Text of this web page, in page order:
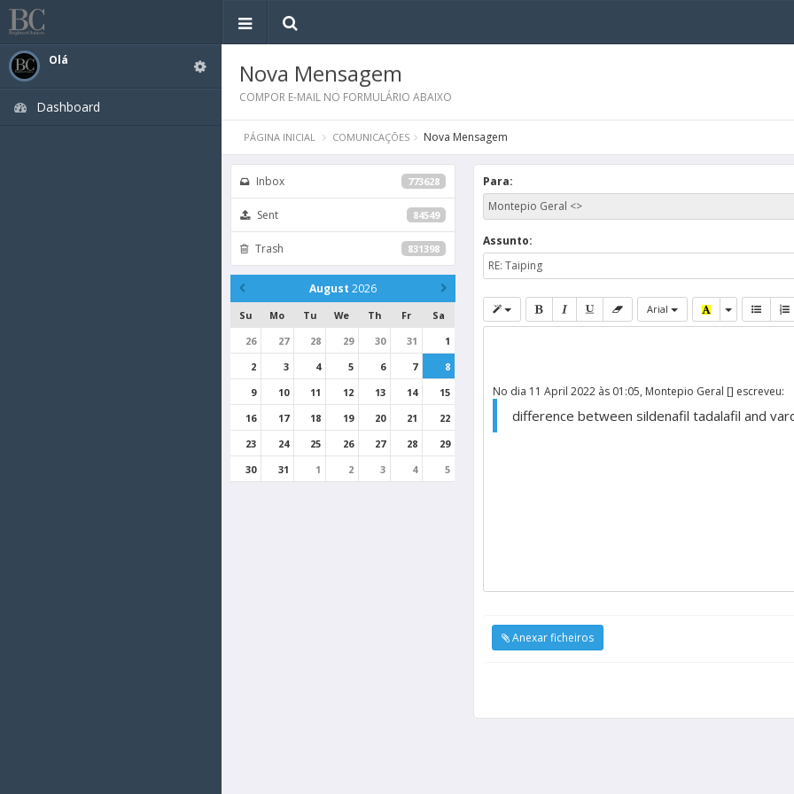
Olá
Dashboard
Nova Mensagem
COMPOR E-MAIL NO FORMULÁRIO ABAIXO
PÁGINA INICIAL COMUNICAÇÕES Nova Mensagem
Inbox 773628
Sent 84549
Trash 831398
August 2026
Su Mo Tu We Th Fr
Sa
26
27 28 29 30 31
1
2
3 4 5 6 7
8
9
10 11 12 13 14
15
16
17 18 19 20 21
22
23
24 25 26 27 28
29
30
31 1 2 3 4 5
Para:
Assunto:
Arial
No dia 11 April 2022 às 01:05, Montepio Geral [] escreveu:
difference between sildenafil tadalafil and
Anexar ficheiros